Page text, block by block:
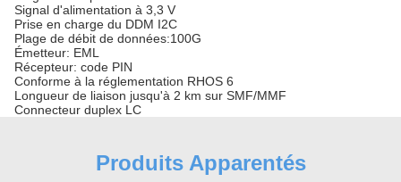
Signal d'alimentation à 3,3 V
Prise en charge du DDM I2C
Plage de débit de données:100G
Émetteur: EML
Récepteur: code PIN
Conforme à la réglementation RHOS 6
Longueur de liaison jusqu'à 2 km sur SMF/MMF
Connecteur duplex LC
Produits Apparentés